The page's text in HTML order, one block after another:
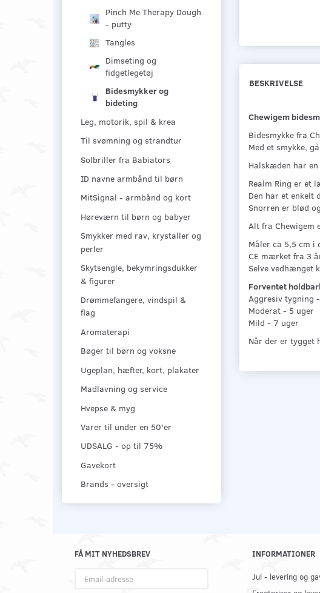
Pinch Me Therapy Dough
- putty
Tangles
Dimseting og
fidgetlegetøj
Bidesmykker og
bideting
Leg, motorik, spil & krea
Til svømning og strandtur
Solbriller fra Babiators
ID navne armbånd til børn
MitSignal - armbånd og kort
Høreværn til børn og babyer
Smykker med rav, krystaller og
perler
Skytsengle, bekymringsdukker
& figurer
Drømmefangere, vindspil &
flag
Aromaterapi
Bøger til børn og voksne
Ugeplan, hæfter, kort, plakater
Madlavning og service
Hvepse & myg
Varer til under en 50'er
UDSALG - op til 75%
Gavekort
Brands - oversigt
BESKRIVELSE
Chewigem
Bidesmykke fra
Med et smykke,
Halskæden har
Realm Ring er et
Den har et enkelt
Snorren er blød
Alt fra Chewigem
Måler ca 5,5 cm i
CE mærket fra 3
Selve vedhænget
Forventet
Aggresiv tygning
Moderat - 5 uger
Mild - 7 uger
Når der er tygget
FÅ MIT NYHEDSBREV
adresse
INFORMATIONER
Jul - levering og